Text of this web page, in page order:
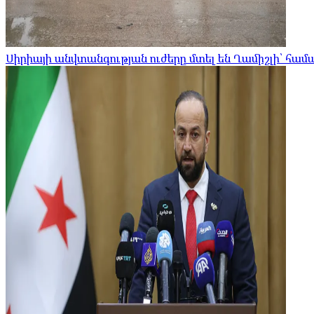
Սիրիայի անվտանգության ուժերը մտել են Ղամիշլի՝